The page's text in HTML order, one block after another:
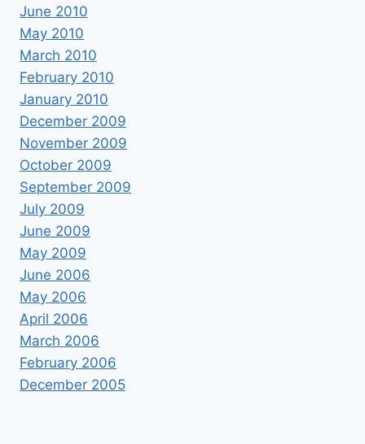
June 2010
May 2010
March 2010
February 2010
January 2010
December 2009
November 2009
October 2009
September 2009
July 2009
June 2009
May 2009
June 2006
May 2006
April 2006
March 2006
February 2006
December 2005